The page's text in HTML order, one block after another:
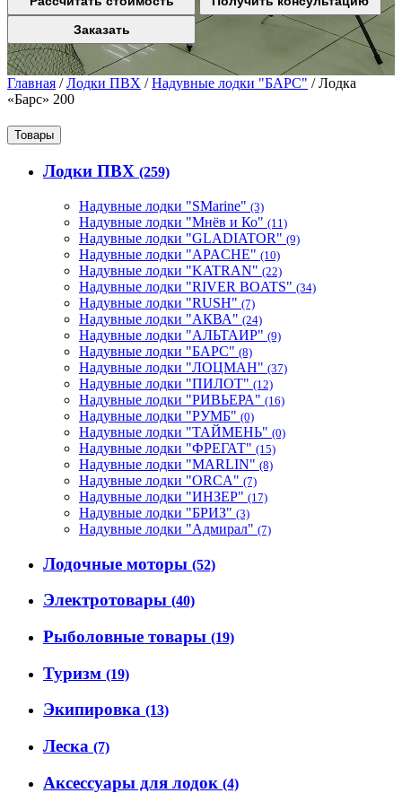
Заказать
Главная /Лодки ПВХ /Надувные лодки "БАРС" /Лодка
«Барс» 200
Товары
Лодки ПВХ (259)
Надувные лодки "SMarine" (3)
Надувные лодки "Мнёв и Ко" (11)
Надувные лодки "GLADIATOR" (9)
Надувные лодки "APACHE" (10)
Надувные лодки "KATRAN" (22)
Надувные лодки "RIVER BOATS" (34)
Надувные лодки "RUSH" (7)
Надувные лодки "АКВА" (24)
Надувные лодки "АЛЬТАИР" (9)
Надувные лодки "БАРС" (8)
Надувные лодки "ЛОЦМАН" (37)
Надувные лодки "ПИЛОТ" (12)
Надувные лодки "РИВЬЕРА" (16)
Надувные лодки "РУМБ" (0)
Надувные лодки "ТАЙМЕНЬ" (0)
Надувные лодки "ФРЕГАТ" (15)
Надувные лодки "MARLIN" (8)
Надувные лодки "ORCA" (7)
Надувные лодки "ИНЗЕР" (17)
Надувные лодки "БРИЗ" (3)
Надувные лодки "Адмирал" (7)
Лодочные моторы (52)
Электротовары (40)
Рыболовные товары (19)
Туризм (19)
Экипировка (13)
Леска (7)
Аксессуары для лодок (4)